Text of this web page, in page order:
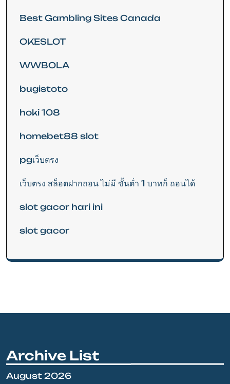
Best Gambling Sites Canada
OKESLOT
WWBOLA
bugistoto
hoki 108
homebet88 slot
pgเว็บตรง
เว็บตรง สล็อตฝากถอน ไม่มี ขั้นต่ำ 1 บาทก็ ถอนได้
slot gacor hari ini
slot gacor
Archive List
August 2026